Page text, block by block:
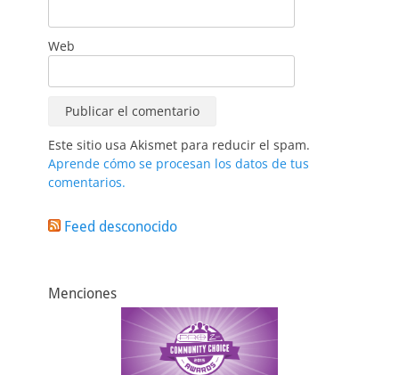
Web
Este sitio usa Akismet para reducir el spam.
Aprende cómo se procesan los datos de tus
comentarios.
Feed desconocido
Menciones